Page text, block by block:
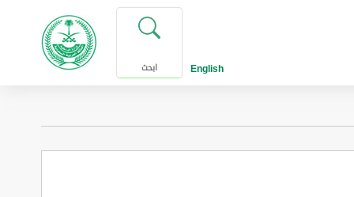
ابحث
English